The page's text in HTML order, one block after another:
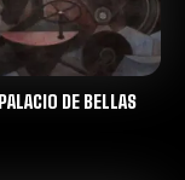
DE BELLAS